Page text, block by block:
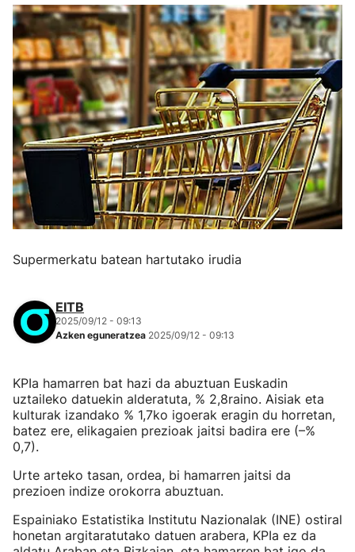
Supermerkatu batean hartutako irudia
EITB
2025/09/12 - 09:13
Azken eguneratzea 2025/09/12 - 09:13
KPIa hamarren bat hazi da abuztuan Euskadin
uztaileko datuekin alderatuta, % 2,8raino. Aisiak eta
kulturak izandako % 1,7ko igoerak eragin du horretan,
batez ere, elikagaien prezioak jaitsi badira ere (–%
0,7).
Urte arteko tasan, ordea, bi hamarren jaitsi da
prezioen indize orokorra abuztuan.
Espainiako Estatistika Institutu Nazionalak (INE) ostiral
honetan argitaratutako datuen arabera, KPIa ez da